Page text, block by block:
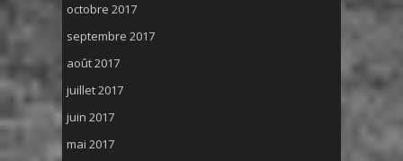
octobre 2017
septembre 2017
août 2017
juillet 2017
juin 2017
mai 2017